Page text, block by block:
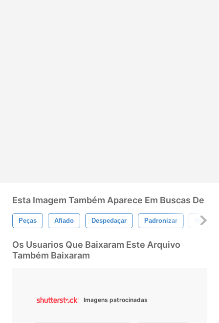
Esta Imagem Também Aparece Em Buscas De
Peças Afiado Despedaçar Padronizar
Os Usuarios Que Baixaram Este Arquivo
Também Baixaram
Imagens patrocinadas